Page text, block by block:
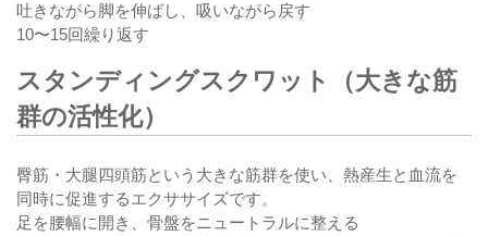
吐きながら脚を伸ばし、吸いながら戻す
10〜15回繰り返す
スタンディングスクワット（大きな筋
群の活性化）
臀筋・大腿四頭筋という大きな筋群を使い、熱産生と血流を
同時に促進するエクササイズです。
足を腰幅に開き、骨盤をニュートラルに整える